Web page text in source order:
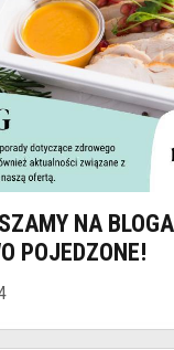
NA BLOGA
POJEDZONE!